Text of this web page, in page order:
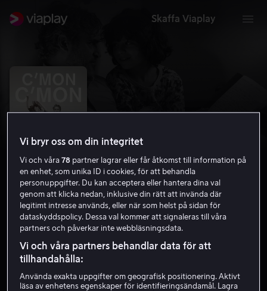
Skaffa Viaplay
C'mon C'mon
7.3 Drama 2021 1 h 44 min
Barntillåten
HD
Hyr 59 kr
Vi bryr oss om din integritet
Vi och våra78 partner lagrar eller får åtkomst till information på
en enhet, som unika ID i cookies, för att behandla
personuppgifter. Du kan acceptera eller hantera dina val
genom att klicka nedan, inklusive din rätt att invända där
legitimt intresse används, eller när som helst på sidan för
dataskyddspolicy. Dessa val kommer att signaleras till våra
partners och påverkar inte webbläsningsdata.
Vi och våra partners behandlar data för att
tillhandahålla:
Använda exakta uppgifter om geografisk positionering. Aktivt
läsa av enhetens egenskaper för identifieringsändamål. Lagra